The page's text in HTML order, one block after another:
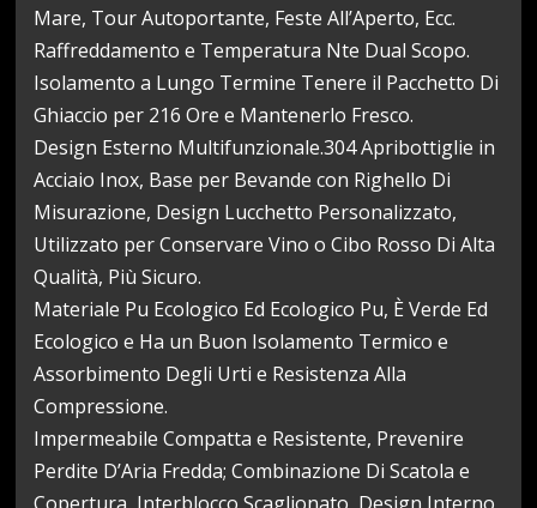
Mare, Tour Autoportante, Feste All’Aperto, Ecc.
Raffreddamento e Temperatura Nte Dual Scopo.
Isolamento a Lungo Termine Tenere il Pacchetto Di
Ghiaccio per 216 Ore e Mantenerlo Fresco.
Design Esterno Multifunzionale.304 Apribottiglie in
Acciaio Inox, Base per Bevande con Righello Di
Misurazione, Design Lucchetto Personalizzato,
Utilizzato per Conservare Vino o Cibo Rosso Di Alta
Qualità, Più Sicuro.
Materiale Pu Ecologico Ed Ecologico Pu, È Verde Ed
Ecologico e Ha un Buon Isolamento Termico e
Assorbimento Degli Urti e Resistenza Alla
Compressione.
Impermeabile Compatta e Resistente, Prevenire
Perdite D’Aria Fredda; Combinazione Di Scatola e